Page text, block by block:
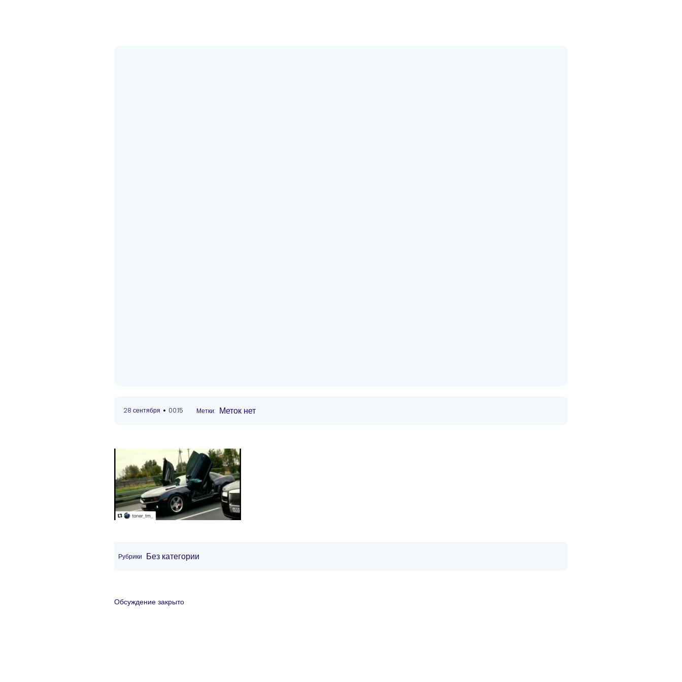
28 сентября • 00:15 Метки: Меток нет
Рубрики Без категории
Обсуждение закрыто